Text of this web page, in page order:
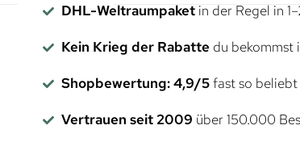
DHL-Weltraumpaketin der Regel in
Kein Krieg der Rabatte du bekommst
Shopbewertung: 4,9/5fast so beliebt
Vertrauen seit 2009 über 150.000